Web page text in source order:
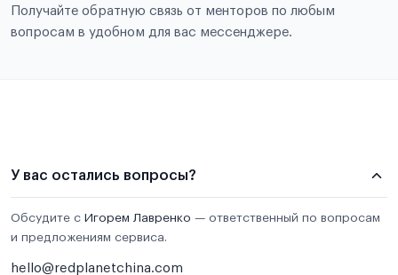
Получайте обратную связь от менторов по любым
вопросам в удобном для вас мессенджере.
У вас остались вопросы?
Обсудите с Игорем Лавренко — ответственный по вопросам
и предложениям сервиса.
hello@redplanetchina.com